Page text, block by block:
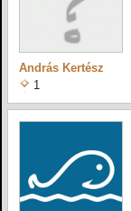
András Kertész
1